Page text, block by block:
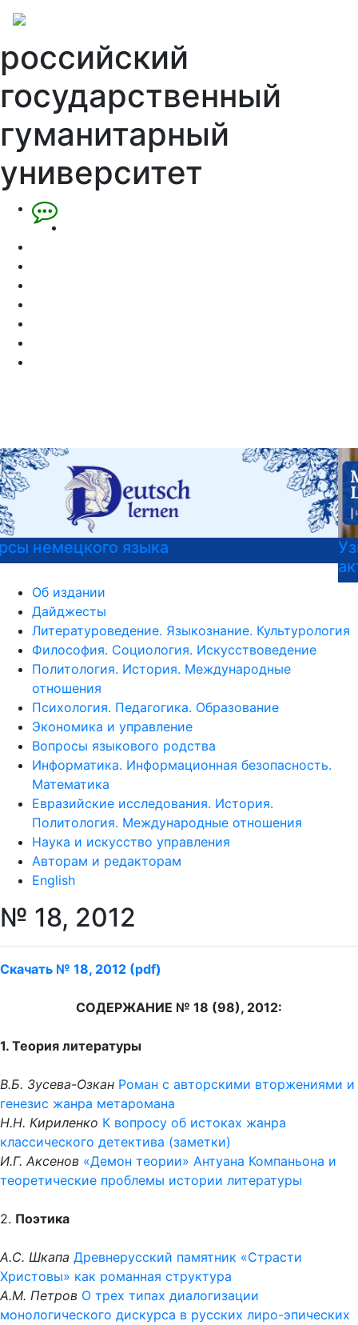
российский
государственный
гуманитарный
университет
Узнать больше о музейных экспонатах и
актуальных выставках
Об издании
Дайджесты
Литературоведение. Языкознание. Культурология
Философия. Социология. Искусствоведение
Политология. История. Международные
отношения
Психология. Педагогика. Образование
Экономика и управление
Вопросы языкового родства
Информатика. Информационная безопасность.
Математика
Евразийские исследования. История.
Политология. Международные отношения
Наука и искусство управления
Авторам и редакторам
English
№ 18, 2012
Скачать № 18, 2012 (pdf)
СОДЕРЖАНИЕ № 18 (98), 2012:
1. Теория литературы
В.Б. Зусева-Озкан Роман с авторскими вторжениями и
генезис жанра метаромана
Н.Н. Кириленко К вопросу об истоках жанра
классического детектива (заметки)
И.Г. Аксенов «Демон теории» Антуана Компаньона и
теоретические проблемы истории литературы
2. Поэтика
А.С. Шкапа Древнерусский памятник «Страсти
Христовы» как романная структура
А.М. Петров О трех типах диалогизации
монологического дискурса в русских лиро-эпических